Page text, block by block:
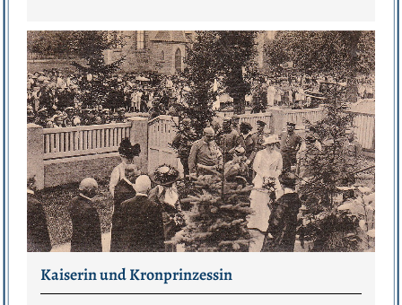
Kaiserin und Kronprinzessin